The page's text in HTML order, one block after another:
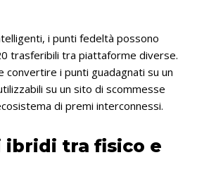
i punti fedeltà possono
trasferibili tra piattaforme diverse.
i punti guadagnati su un
su un sito di scommesse
di premi interconnessi.
ibridi tra fisico e